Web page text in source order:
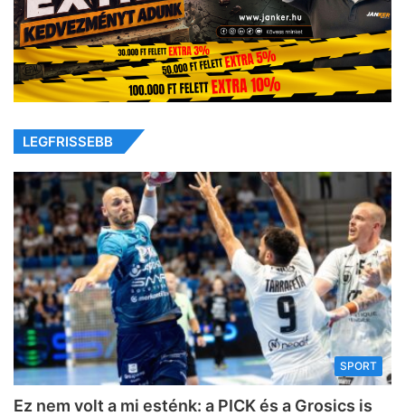
LEGFRISSEBB
SPORT
Ez nem volt a mi esténk: a PICK és a Grosics is